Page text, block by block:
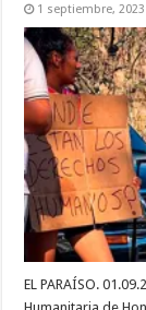
1 septiembre, 2023
EL PARAÍSO.